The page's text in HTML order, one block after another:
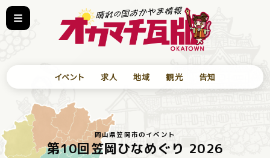
イベント 求人 地域 観光 告知
岡山県笠岡市のイベント
第10回笠岡ひなめぐり 2026